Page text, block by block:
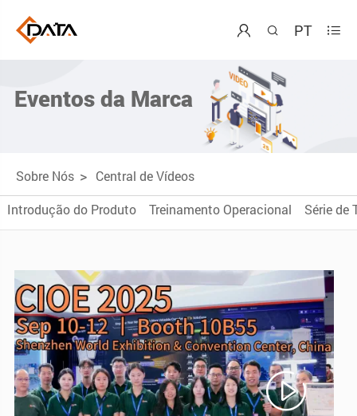
  PT 
Eventos da Marca
Sobre Nós
Central de Vídeos
Introdução do Produto
Treinamento Operacional Série de
